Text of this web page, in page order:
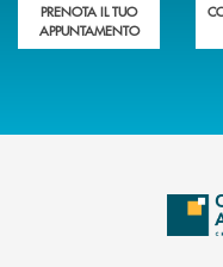
PRENOTA IL TUO
APPUNTAMENTO